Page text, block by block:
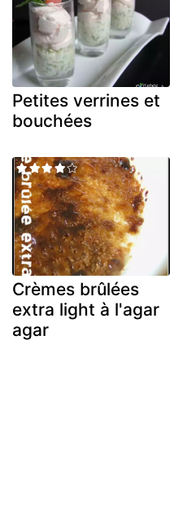
Petites verrines et
bouchées
Crèmes brûlées
extra light à l'agar
agar